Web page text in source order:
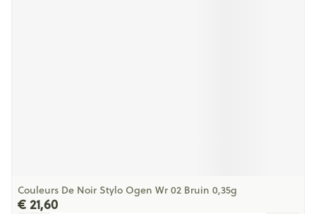
Couleurs De Noir Stylo Ogen Wr 02 Bruin 0,35g
€ 21,60